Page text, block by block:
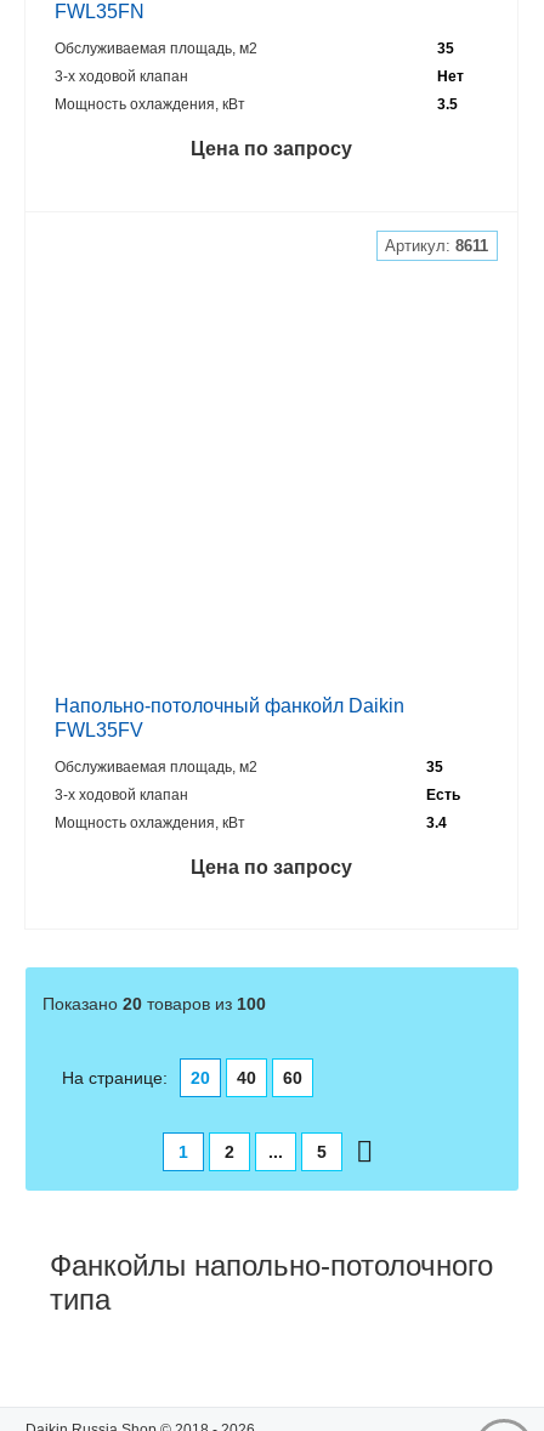
FWL35FN
Обслуживаемая площадь, м2
35
3-х ходовой клапан
Нет
Мощность охлаждения, кВт
3.5
Цена по запросу
Артикул:8611
Напольно-потолочный фанкойл Daikin
FWL35FV
Обслуживаемая площадь, м2
35
3-х ходовой клапан
Есть
Мощность охлаждения, кВт
3.4
Цена по запросу
Показано 20 товаров из 100
На странице: 20 40 60
1 2 ... 5
Фанкойлы напольно-потолочного
типа